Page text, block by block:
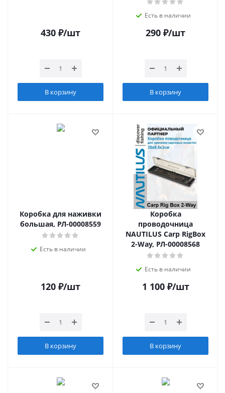
430 ₽/шт
В корзину
Есть в наличии
290 ₽/шт
В корзину
Коробка для наживки
большая, РЛ-00008559
Есть в наличии
120 ₽/шт
В корзину
Коробка
проводочница
NAUTILUS Carp RigBox
2-Way, РЛ-00008568
Есть в наличии
1 100₽/шт
В корзину